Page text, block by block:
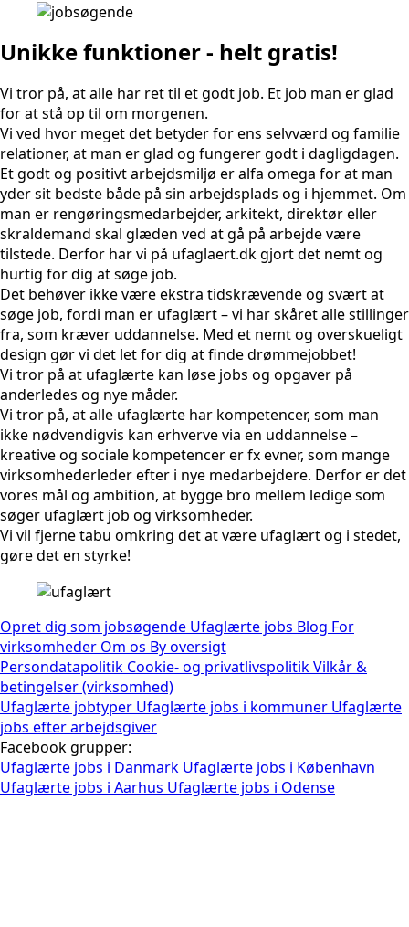
Unikke funktioner - helt gratis!
Vi tror på, at alle har ret til et godt job. Et job man er glad
for at stå op til om morgenen.
Vi ved hvor meget det betyder for ens selvværd og familie
relationer, at man er glad og fungerer godt i dagligdagen.
Et godt og positivt arbejdsmiljø er alfa omega for at man
yder sit bedste både på sin arbejdsplads og i hjemmet. Om
man er rengøringsmedarbejder, arkitekt, direktør eller
skraldemand skal glæden ved at gå på arbejde være
tilstede. Derfor har vi på ufaglaert.dk gjort det nemt og
hurtig for dig at søge job.
Det behøver ikke være ekstra tidskrævende og svært at
søge job, fordi man er ufaglært – vi har skåret alle stillinger
fra, som kræver uddannelse. Med et nemt og overskueligt
design gør vi det let for dig at finde drømmejobbet!
Vi tror på at ufaglærte kan løse jobs og opgaver på
anderledes og nye måder.
Vi tror på, at alle ufaglærte har kompetencer, som man
ikke nødvendigvis kan erhverve via en uddannelse –
kreative og sociale kompetencer er fx evner, som mange
virksomhederleder efter i nye medarbejdere. Derfor er det
vores mål og ambition, at bygge bro mellem ledige som
søger ufaglært job og virksomheder.
Vi vil fjerne tabu omkring det at være ufaglært og i stedet,
gøre det en styrke!
Opret dig som jobsøgende Ufaglærte jobs Blog For
virksomheder Om os By oversigt
Persondatapolitik Cookie- og privatlivspolitikVilkår &
betingelser (virksomhed)
Ufaglærte jobtyper Ufaglærte jobs i kommuner Ufaglærte
jobs efter arbejdsgiver
Facebook grupper:
Ufaglærte jobs i Danmark Ufaglærte jobs i København
Ufaglærte jobs i Aarhus Ufaglærte jobs i Odense